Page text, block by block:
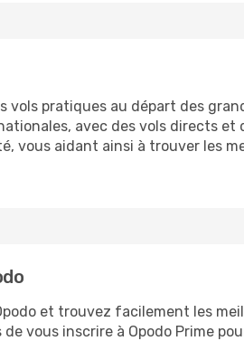
vols pratiques au départ des
avec des vols directs et
vous aidant ainsi à trouver les
et trouvez facilement les
vous inscrire à Opodo Prime